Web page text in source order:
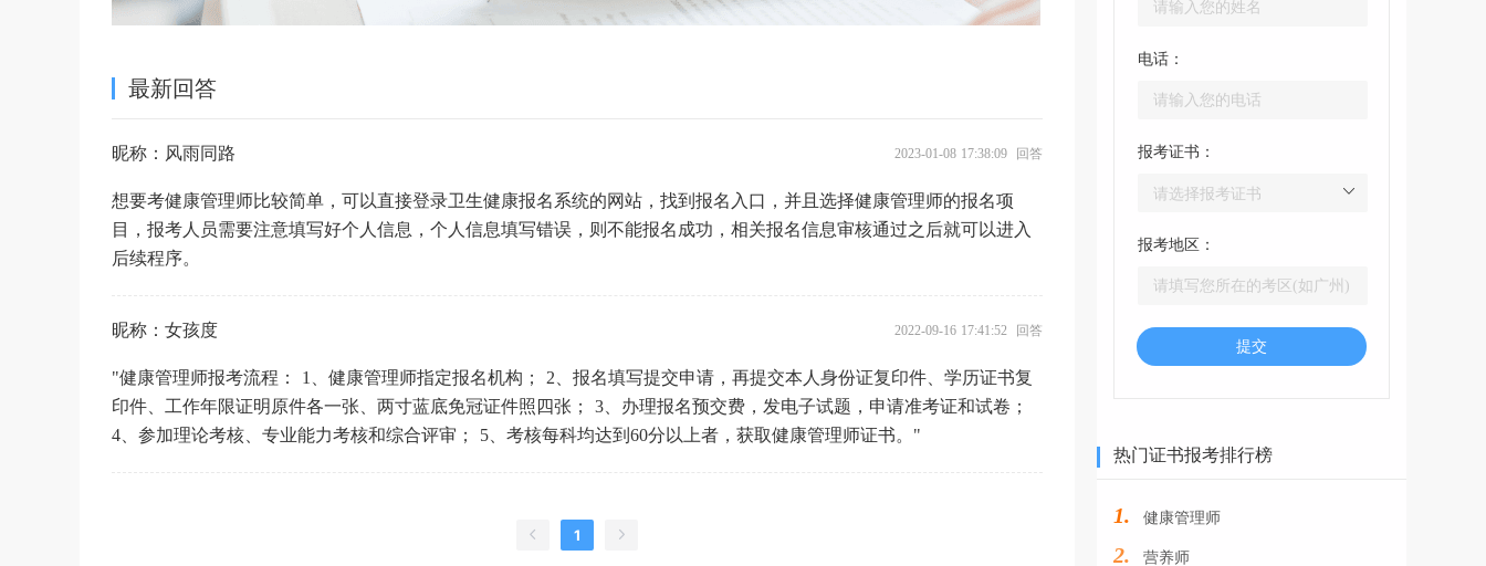
最新回答
昵称：风雨同路 2023-01-08 17:38:09 回答
想要考健康管理师比较简单，可以直接登录卫生健康报名系统的网站，找到报名入口，并且选择健康管理师的报名项
目，报考人员需要注意填写好个人信息，个人信息填写错误，则不能报名成功，相关报名信息审核通过之后就可以进入
后续程序。
昵称：女孩度 2022-09-16 17:41:52 回答
"健康管理师报考流程： 1、健康管理师指定报名机构； 2、报名填写提交申请，再提交本人身份证复印件、学历证书复
印件、工作年限证明原件各一张、两寸蓝底免冠证件照四张； 3、办理报名预交费，发电子试题，申请准考证和试卷；
4、参加理论考核、专业能力考核和综合评审； 5、考核每科均达到60分以上者，获取健康管理师证书。"
1
电话：
报考证书：
报考地区：
提交
热门证书报考排行榜
1. 健康管理师
2. 营养师